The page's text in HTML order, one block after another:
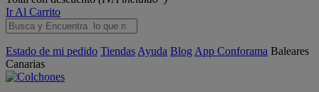
Ir Al Carrito
Estado de mi pedido Tiendas Ayuda Blog App Conforama Baleares
Canarias